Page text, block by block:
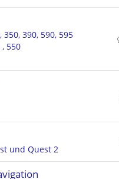
350, 390, 590, 595
550
und Quest 2